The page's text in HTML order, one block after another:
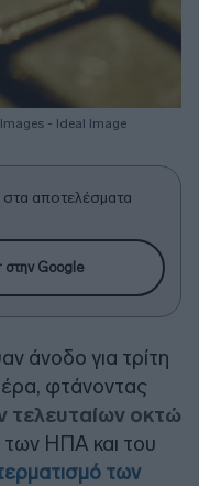
- Ideal Image
αποτελέσματα
Google
άνοδο για τρίτη
φτάνοντας
τελευταίων οκτώ
των ΗΠΑ και του
των